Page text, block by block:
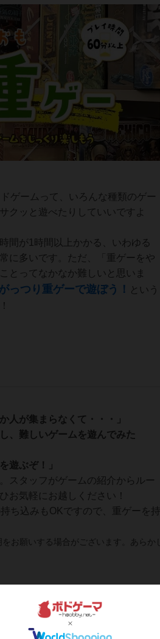
ゲームって、いろんな種類のゲー
クッと遊べたりしていいですよ
間が1時間以上かかる、いわゆる
に多いです。ただ、「重ゲーをや
とってなかなか難しいと思いま
っつり重ゲーで遊ぼう！ という
人が集まらなくて・・・」
、難しいゲームを遊んでみた
遊ぶぞ！」
スタッフがゲームの紹介からルー
お気軽にお越しください！
ち込みもOKですので、重ゲーを持
お願いする場合がございます。あらかじ